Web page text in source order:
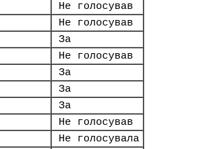
Не голосував
Не голосував
За
Не голосував
За
За
За
Не голосував
Не голосувала